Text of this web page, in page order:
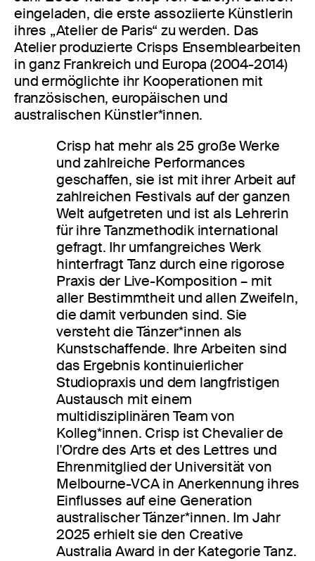
eingeladen, die erste assoziierte Künstlerin
ihres „Atelier de Paris“ zu werden. Das
Atelier produzierte Crisps Ensemblearbeiten
in ganz Frankreich und Europa (2004-2014)
und ermöglichte ihr Kooperationen mit
französischen, europäischen und
australischen Künstler*innen.
Crisp hat mehr als 25 große Werke
und zahlreiche Performances
geschaffen, sie ist mit ihrer Arbeit auf
zahlreichen Festivals auf der ganzen
Welt aufgetreten und ist als Lehrerin
für ihre Tanzmethodik international
gefragt. Ihr umfangreiches Werk
hinterfragt Tanz durch eine rigorose
Praxis der Live-Komposition – mit
aller Bestimmtheit und allen Zweifeln,
die damit verbunden sind. Sie
versteht die Tänzer*innen als
Kunstschaffende. Ihre Arbeiten sind
das Ergebnis kontinuierlicher
Studiopraxis und dem langfristigen
Austausch mit einem
multidisziplinären Team von
Kolleg*innen. Crisp ist Chevalier de
l'Ordre des Arts et des Lettres und
Ehrenmitglied der Universität von
Melbourne-VCA in Anerkennung ihres
Einflusses auf eine Generation
australischer Tänzer*innen. Im Jahr
2025 erhielt sie den Creative
Australia Award in der Kategorie Tanz.